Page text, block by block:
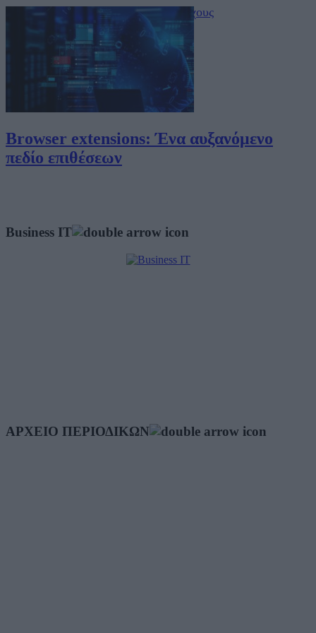
Browser extensions: Ένα αυξανόμενο
πεδίο επιθέσεων
Περιεχόμενα τεύχους
Business IT
ΑΡΧΕΙΟ ΠΕΡΙΟΔΙΚΩΝ